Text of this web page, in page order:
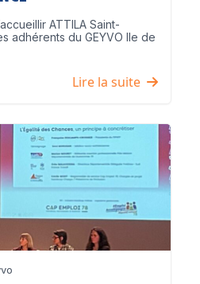
ATTILA Saint-
adhérents du GEYVO Ile de
Lire la suite